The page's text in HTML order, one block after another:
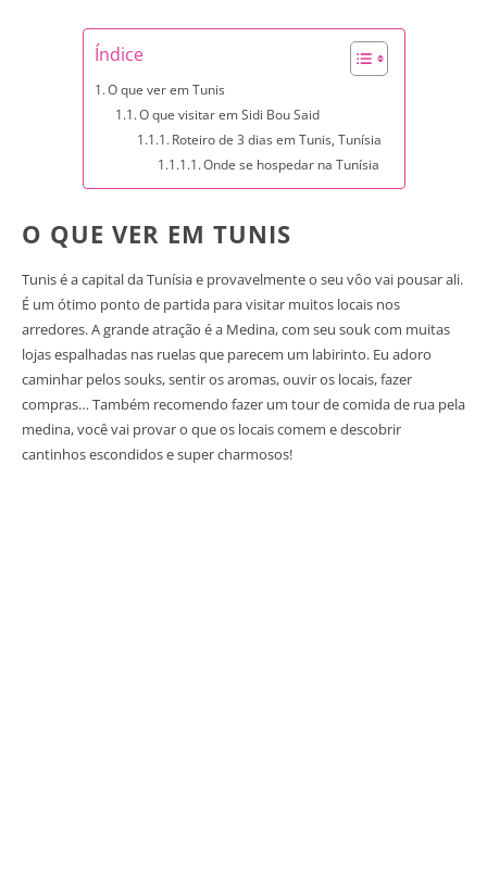
Índice
O que ver em Tunis
O que visitar em Sidi Bou Said
Roteiro de 3 dias em Tunis, Tunísia
Onde se hospedar na Tunísia
O QUE VER EM TUNIS
Tunis é a capital da Tunísia e provavelmente o seu vôo vai pousar ali.
É um ótimo ponto de partida para visitar muitos locais nos
arredores. A grande atração é a Medina, com seu souk com muitas
lojas espalhadas nas ruelas que parecem um labirinto. Eu adoro
caminhar pelos souks, sentir os aromas, ouvir os locais, fazer
compras… Também recomendo fazer um tour de comida de rua pela
medina, você vai provar o que os locais comem e descobrir
cantinhos escondidos e super charmosos!